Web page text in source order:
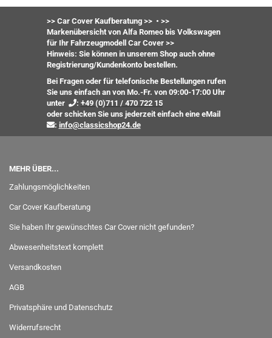
>> Car Cover Kaufberatung >> • >>
Markenübersicht von Alfa Romeo bis Volkswagen
für Ihr Fahrzeugmodell Car Cover >>
Hinweis: Sie können in unserem Shop auch ohne
Registrierung/Kundenkonto bestellen.
Bei Fragen oder für telefonische Bestellungen rufen
Sie uns einfach an von Mo.-Fr. von 09:00-17:00 Uhr
unter
: +49 (0)711 / 470 722 15
oderschicken Sie uns jederzeit einfach eine eMail
: info@classicshop24.de
MEHR ÜBER...
Zahlungsmöglichkeiten
Car Cover Kaufberatung
Sie haben Ihr gewünschtes Car Cover nicht gefunden?
Abwesenheitstext komplett
Versandkosten
AGB
Privatsphäre und Datenschutz
Widerrufsrecht